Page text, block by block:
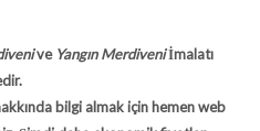
ve Yangın Merdiveniİmalatı
bilgi almak için hemen web